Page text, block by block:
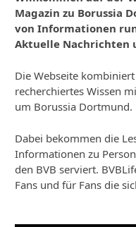
Magazin zu Borussia
von Informationen
Aktuelle Nachrichten
Die Webseite
recherchiertes Wissen
um Borussia Dortmund.
Dabei bekommen die
Informationen zu
den BVB serviert.
Fans und für Fans die